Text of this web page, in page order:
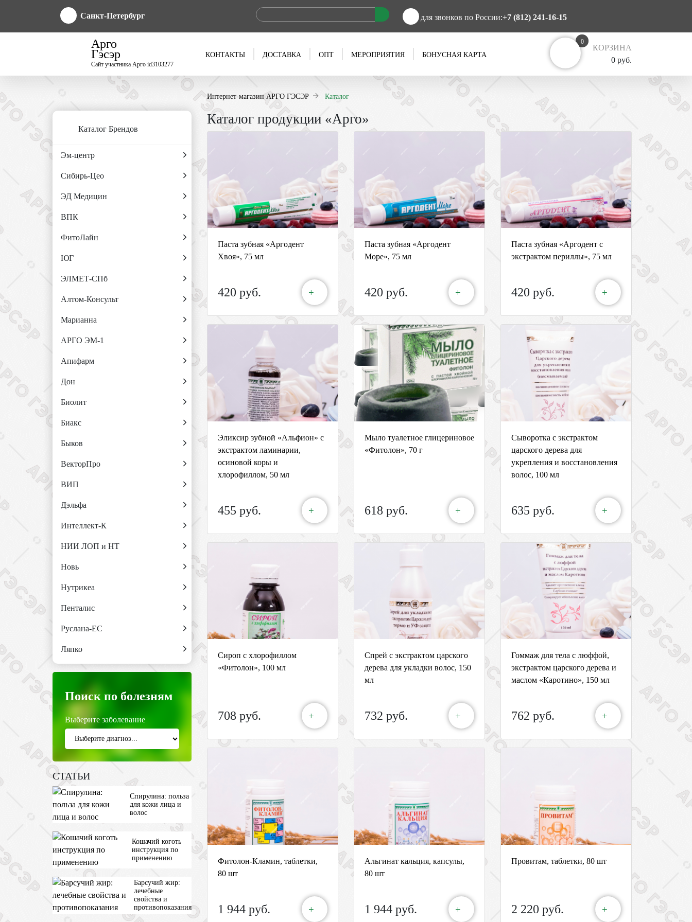
Санкт-Петербург для звонков по России:+7 (812) 241-16-15
Арго
Гэсэр
Сайт участника Арго id3103277
КОНТАКТЫ ДОСТАВКА ОПТ МЕРОПРИЯТИЯ БОНУСНАЯ КАРТА
0
КОРЗИНА
0 руб.
Интернет-магазин АРГО ГЭСЭР Каталог
Каталог Брендов
Эм-центр
Сибирь-Цео
ЭД Медицин
ВПК
ФитоЛайн
ЮГ
ЭЛМЕТ-СПб
Алтом-Консульт
Марианна
АРГО ЭМ-1
Апифарм
Дон
Биолит
Биакс
Быков
ВекторПро
ВИП
Дэльфа
Интеллект-К
НИИ ЛОП и НТ
Новь
Нутрикеа
Пенталис
Руслана-ЕС
Ляпко
Поиск по болезням
Выберите заболевание
СТАТЬИ
Спирулина: польза
для кожи лица и
волос
Кошачий коготь
инструкция по
применению
Барсучий жир:
лечебные
свойства и
противопоказания
Каталог продукции «Арго»
Паста зубная «Аргодент
Хвоя», 75 мл
420 руб. +
Паста зубная «Аргодент
Море», 75 мл
420 руб. +
Паста зубная «Аргодент с
экстрактом периллы», 75 мл
420 руб. +
Эликсир зубной «Альфион» с
экстрактом ламинарии,
осиновой коры и
хлорофиллом, 50 мл
455 руб. +
Мыло туалетное глицериновое
«Фитолон», 70 г
618 руб. +
Сыворотка с экстрактом
царского дерева для
укрепления и восстановления
волос, 100 мл
635 руб. +
Сироп с хлорофиллом
«Фитолон», 100 мл
708 руб. +
Спрей с экстрактом царского
дерева для укладки волос, 150
мл
732 руб. +
Гоммаж для тела с люффой,
экстрактом царского дерева и
маслом «Каротино», 150 мл
762 руб. +
Фитолон-Кламин, таблетки,
80 шт
1 944 руб. +
Альгинат кальция, капсулы,
80 шт
1 944 руб. +
Провитам, таблетки, 80 шт
2 220 руб. +